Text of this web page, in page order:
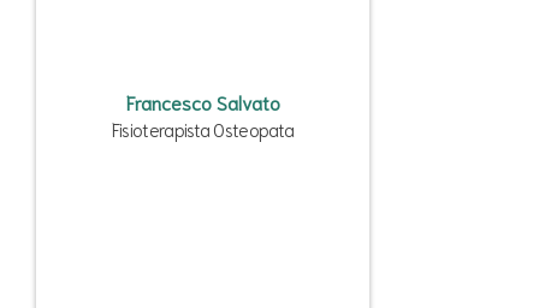
Francesco Salvato
Fisioterapista Osteopata